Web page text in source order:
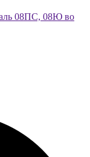
08ПС, 08Ю во